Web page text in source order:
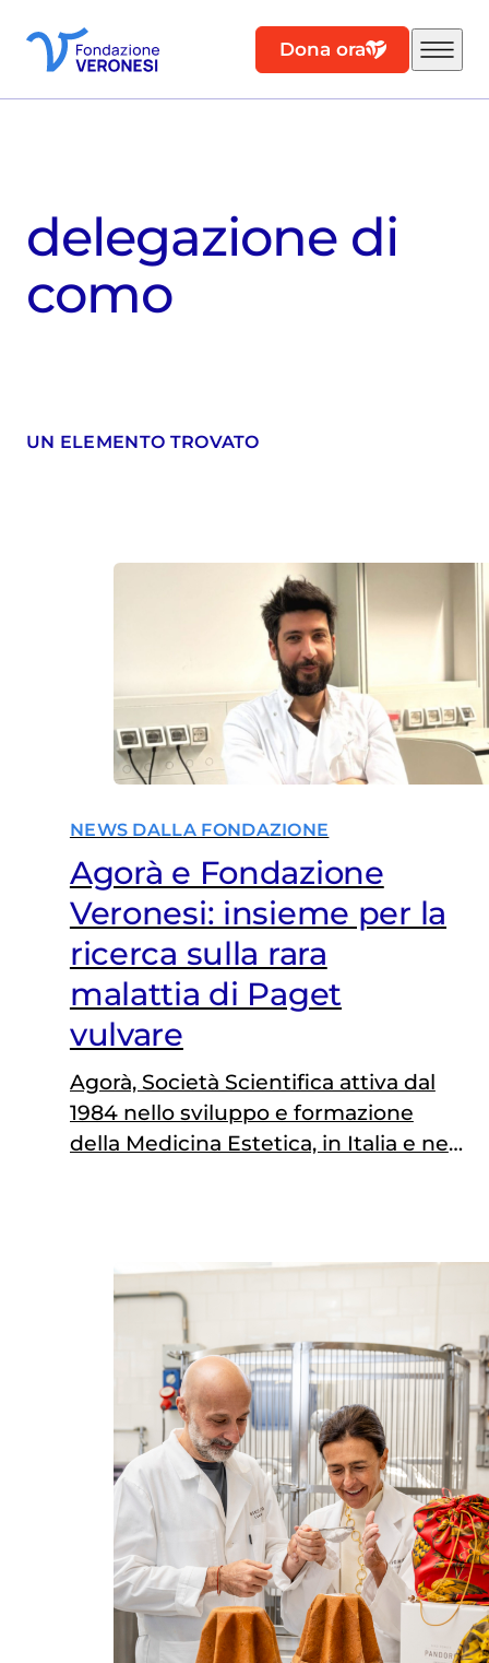
Dona ora
delegazione di
como
UN ELEMENTO TROVATO
NEWS DALLA FONDAZIONE
Agorà e Fondazione
Veronesi: insieme per la
ricerca sulla rara
malattia di Paget
vulvare
Agorà, Società Scientifica attiva dal
1984 nello sviluppo e formazione
della Medicina Estetica, in Italia e nel
Emanuele Monteleone, PhD in
Medicina Molecolare. Il suo progetto
è volto a individuare i biomarcatori
utili per una diagnosi precoce della
malattia di…